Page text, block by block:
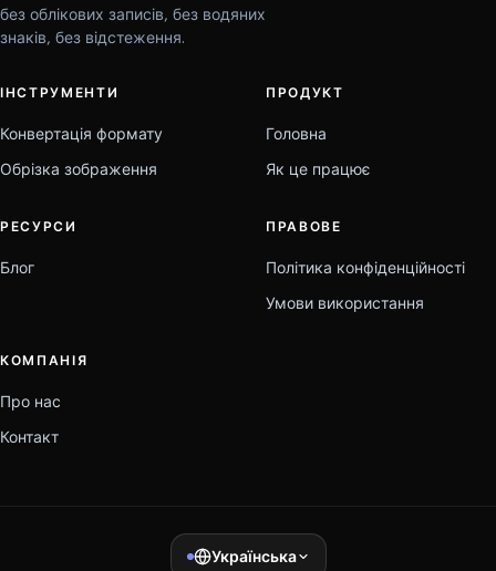
без облікових записів, без водяних
знаків, без відстеження.
ІНСТРУМЕНТИ
Конвертація формату
Обрізка зображення
ПРОДУКТ
Головна
Як це працює
РЕСУРСИ
Блог
ПРАВОВЕ
Політика конфіденційності
Умови використання
КОМПАНІЯ
Про нас
Контакт
Українська